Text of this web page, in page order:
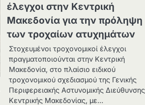
έλεγχοι στην Κεντρική
Μακεδονία για την πρόληψη
των τροχαίων ατυχημάτων
Στοχευμένοι τροχονομικοί έλεγχοι
πραγματοποιούνται στην Κεντρική
Μακεδονία, στο πλαίσιο ειδικού
τροχονομικού σχεδιασμού της Γενικής
Περιφερειακής Αστυνομικής Διεύθυνσης
Κεντρικής Μακεδονίας, με…